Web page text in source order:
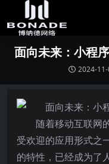
面向未来：小程
2024-11-
随着移动互联网
受欢迎的应用形式之
的特性，已经成为了